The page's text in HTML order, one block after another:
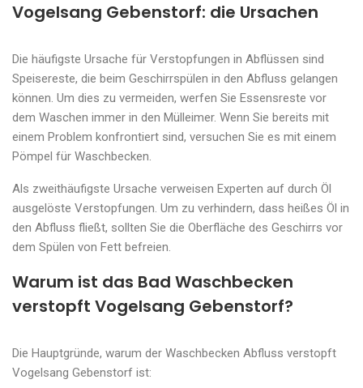
Vogelsang Gebenstorf: die Ursachen
Die häufigste Ursache für Verstopfungen in Abflüssen sind
Speisereste, die beim Geschirrspülen in den Abfluss gelangen
können. Um dies zu vermeiden, werfen Sie Essensreste vor
dem Waschen immer in den Mülleimer. Wenn Sie bereits mit
einem Problem konfrontiert sind, versuchen Sie es mit einem
Pömpel für Waschbecken.
Als zweithäufigste Ursache verweisen Experten auf durch Öl
ausgelöste Verstopfungen. Um zu verhindern, dass heißes Öl in
den Abfluss fließt, sollten Sie die Oberfläche des Geschirrs vor
dem Spülen von Fett befreien.
Warum ist das Bad Waschbecken
verstopft Vogelsang Gebenstorf?
Die Hauptgründe, warum der Waschbecken Abfluss verstopft
Vogelsang Gebenstorf ist: